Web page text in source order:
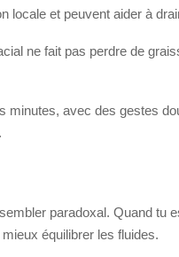
locale et peuvent aider à
ne fait pas perdre de
minutes, avec des gestes
paradoxal. Quand tu
équilibrer les fluides.